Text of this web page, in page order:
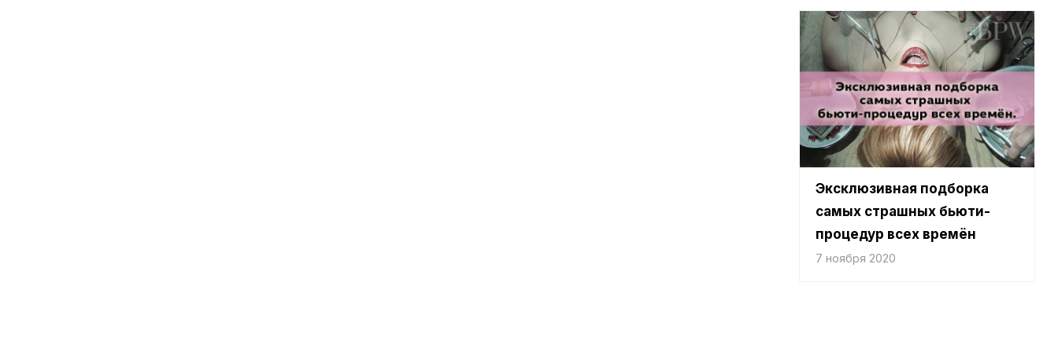
Эксклюзивная подборка
самых страшных бьюти-
процедур всех времён
7 ноября 2020